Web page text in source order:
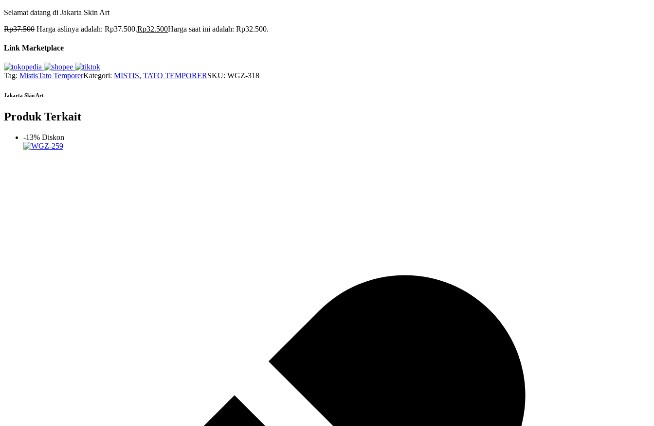
Selamat datang di Jakarta Skin Art
Rp37.500 Harga aslinya adalah: Rp37.500.Rp32.500Harga saat ini adalah: Rp32.500.
Link Marketplace
Tag: MistisTato TemporerKategori: MISTIS, TATO TEMPORERSKU: WGZ-318
Jakarta Skin Art
Produk Terkait
-13% Diskon